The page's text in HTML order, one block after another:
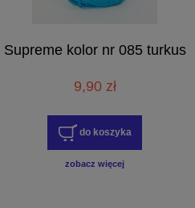
Supreme kolor nr 085 turkus
9,90 zł
do koszyka
zobacz więcej